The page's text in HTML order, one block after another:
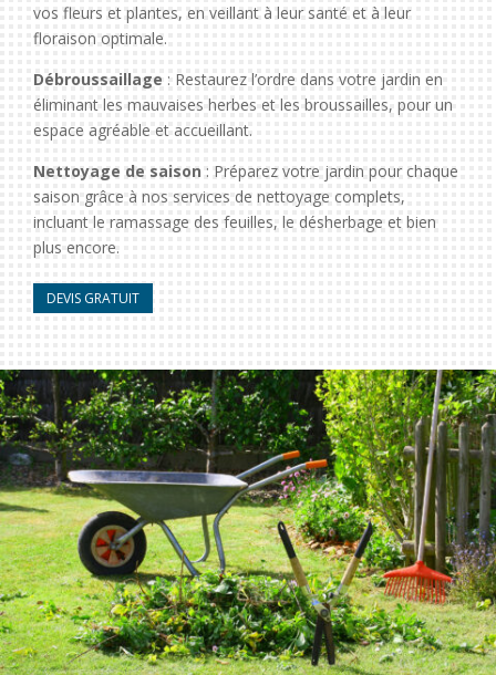
vos fleurs et plantes, en veillant à leur santé et à leur
floraison optimale.
Débroussaillage : Restaurez l’ordre dans votre jardin en
éliminant les mauvaises herbes et les broussailles, pour un
espace agréable et accueillant.
Nettoyage de saison : Préparez votre jardin pour chaque
saison grâce à nos services de nettoyage complets,
incluant le ramassage des feuilles, le désherbage et bien
plus encore.
DEVIS GRATUIT